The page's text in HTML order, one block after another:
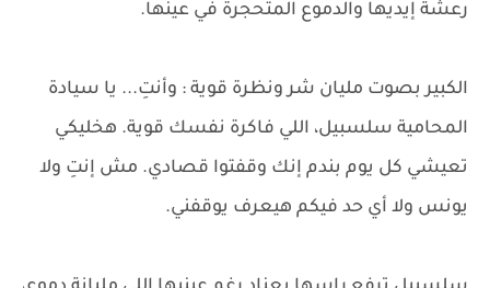
رعشة إيديها والدموع المتحجرة في عينها.
الكبير بصوت مليان شر ونظرة قوية : وأنتِ... يا سيادة
المحامية سلسبيل، اللي فاكرة نفسك قوية. هخليكي
تعيشي كل يوم بندم إنك وقفتوا قصادي. مش إنتِ ولا
يونس ولا أي حد فيكم هيعرف يوقفني.